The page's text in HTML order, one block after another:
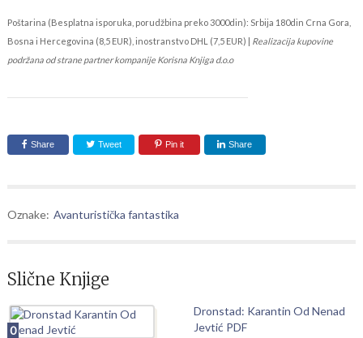
Poštarina (Besplatna isporuka, porudžbina preko 3000din): Srbija 180din Crna Gora,
Bosna i Hercegovina (8,5 EUR), inostranstvo DHL (7,5 EUR) | Realizacija kupovine
podržana od strane partner kompanije Korisna Knjiga d.o.o
Share Tweet Pin it Share
Oznake: Avanturistička fantastika
Slične Knjige
0
Dronstad: Karantin Od Nenad
Jevtić PDF